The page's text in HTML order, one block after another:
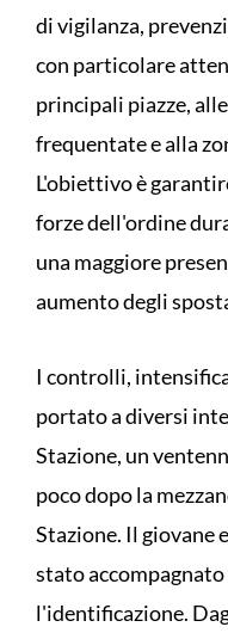
di vigilanza,
con particolare
principali piazze,
frequentate e alla
L'obiettivo è
forze dell'ordine
una maggiore
aumento degli
I controlli,
portato a diversi
Stazione, un
poco dopo la
Stazione. Il giovane
stato
l'identificazione.